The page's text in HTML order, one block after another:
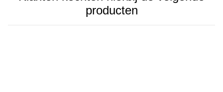
producten